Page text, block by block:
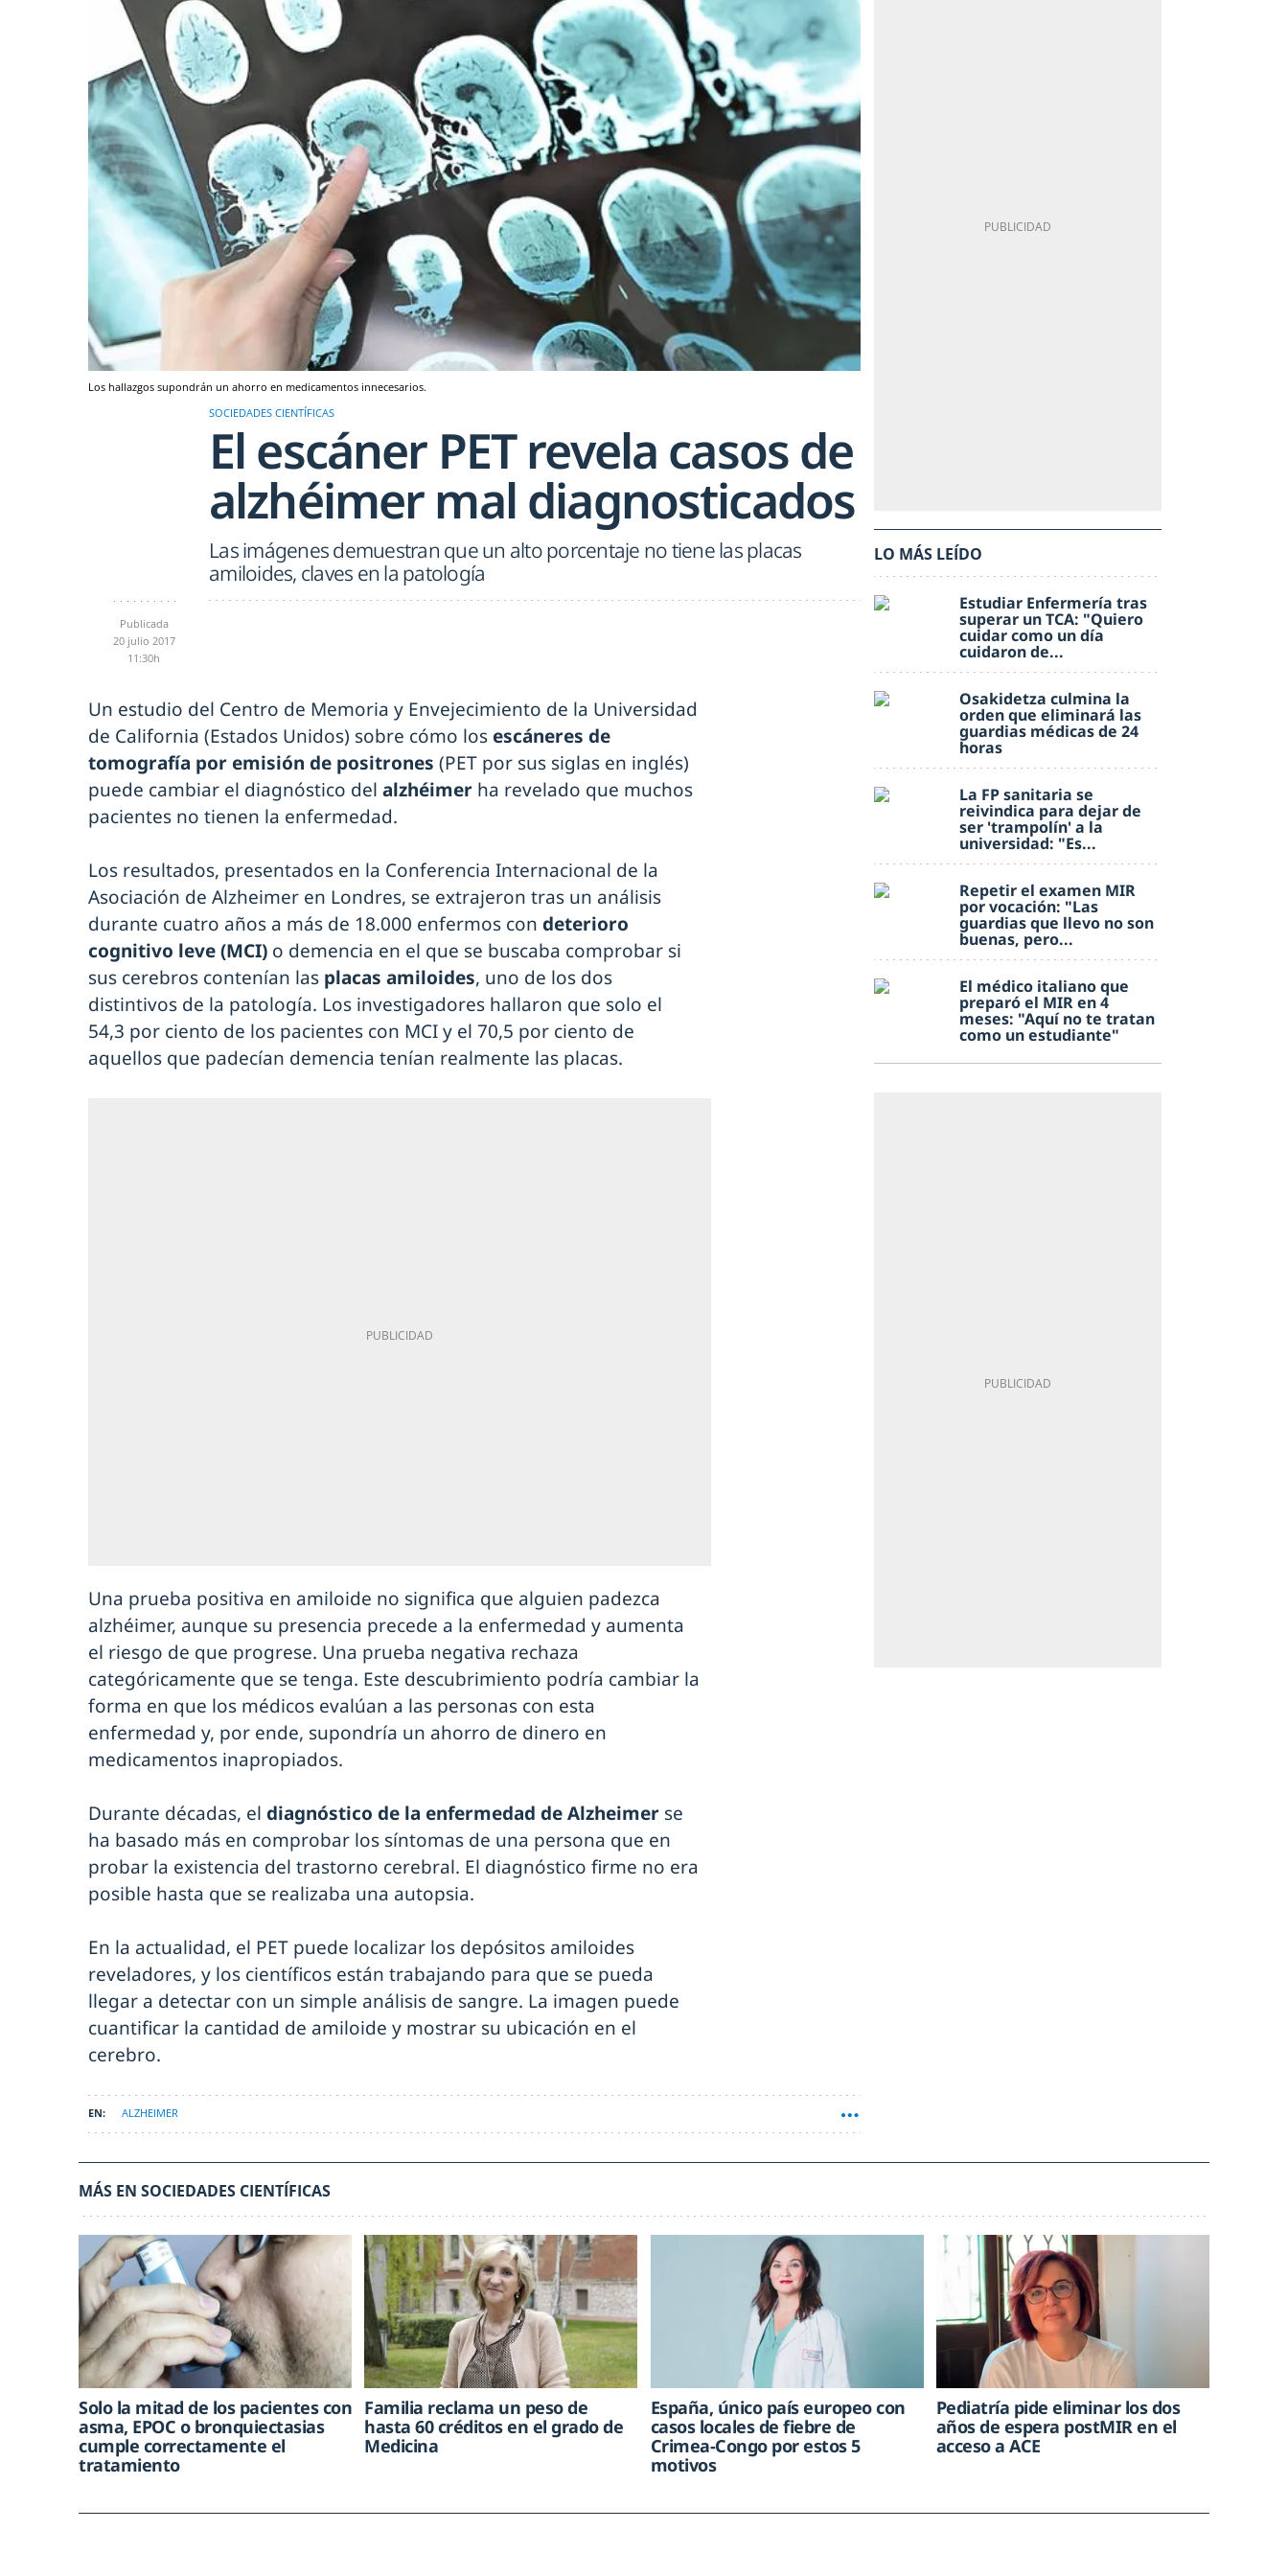
Los hallazgos supondrán un ahorro en medicamentos innecesarios.
SOCIEDADES CIENTÍFICAS
El escáner PET revela casos de
alzhéimer mal diagnosticados
Las imágenes demuestran que un alto porcentaje no tiene las placas
amiloides, claves en la patología
Publicada
20 julio 2017
11:30h
Un estudio del Centro de Memoria y Envejecimiento de la Universidad
de California (Estados Unidos) sobre cómo los escáneres de
tomografía por emisión de positrones (PET por sus siglas en inglés)
puede cambiar el diagnóstico del alzhéimer ha revelado que muchos
pacientes no tienen la enfermedad.
Los resultados, presentados en la Conferencia Internacional de la
Asociación de Alzheimer en Londres, se extrajeron tras un análisis
durante cuatro años a más de 18.000 enfermos con deterioro
cognitivo leve (MCI) o demencia en el que se buscaba comprobar si
sus cerebros contenían las placas amiloides, uno de los dos
distintivos de la patología. Los investigadores hallaron que solo el
54,3 por ciento de los pacientes con MCI y el 70,5 por ciento de
aquellos que padecían demencia tenían realmente las placas.
Una prueba positiva en amiloide no significa que alguien padezca
alzhéimer, aunque su presencia precede a la enfermedad y aumenta
el riesgo de que progrese. Una prueba negativa rechaza
categóricamente que se tenga. Este descubrimiento podría cambiar la
forma en que los médicos evalúan a las personas con esta
enfermedad y, por ende, supondría un ahorro de dinero en
medicamentos inapropiados.
Durante décadas, el diagnóstico de la enfermedad de Alzheimer se
ha basado más en comprobar los síntomas de una persona que en
probar la existencia del trastorno cerebral. El diagnóstico firme no era
posible hasta que se realizaba una autopsia.
En la actualidad, el PET puede localizar los depósitos amiloides
reveladores, y los científicos están trabajando para que se pueda
llegar a detectar con un simple análisis de sangre. La imagen puede
cuantificar la cantidad de amiloide y mostrar su ubicación en el
cerebro.
ALZHEIMER
LO MÁS LEÍDO
Estudiar Enfermería tras
superar un TCA: "Quiero
cuidar como un día
cuidaron de...
Osakidetza culmina la
orden que eliminará las
guardias médicas de 24
horas
La FP sanitaria se
reivindica para dejar de
ser 'trampolín' a la
universidad: "Es...
Repetir el examen MIR
por vocación: "Las
guardias que llevo no son
buenas, pero...
El médico italiano que
preparó el MIR en 4
meses: "Aquí no te tratan
como un estudiante"
MÁS EN SOCIEDADES CIENTÍFICAS
Solo la mitad de los pacientes con
asma, EPOC o bronquiectasias
cumple correctamente el
tratamiento
Familia reclama un peso de
hasta 60 créditos en el grado de
Medicina
España, único país europeo con
casos locales de fiebre de
Crimea-Congo por estos 5
motivos
Pediatría pide eliminar los dos
años de espera postMIR en el
acceso a ACE